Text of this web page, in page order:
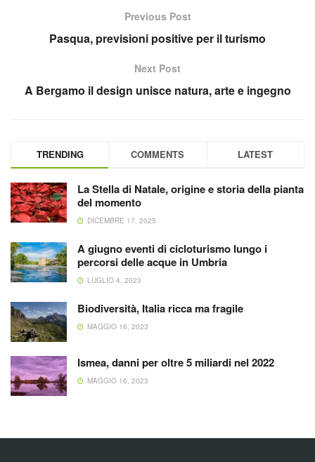
Previous Post
Pasqua, previsioni positive per il turismo
Next Post
A Bergamo il design unisce natura, arte e ingegno
TRENDING COMMENTS LATEST
La Stella di Natale, origine e storia della pianta
del momento
DICEMBRE 17, 2025
A giugno eventi di cicloturismo lungo i
percorsi delle acque in Umbria
LUGLIO 4, 2023
Biodiversità, Italia ricca ma fragile
MAGGIO 16, 2023
Ismea, danni per oltre 5 miliardi nel 2022
MAGGIO 16, 2023